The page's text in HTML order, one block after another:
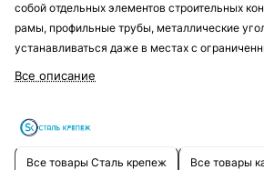
собой отдельных элементов строительных
рамы, профильные трубы, металлические
устанавливаться даже в местах с
Все описание
Все товары Сталь крепеж Все товары